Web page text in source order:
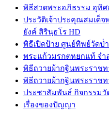
พิธีสวดพระอภิธรรม อุทิศ
ประวัติเจ้าประคุณสมเด็
ยังค์ สิรินฺธโร HD
พิธีเปิดป้าย ศูนย์ทิพย์วัดป่่
พระแก้วมรกตหยกแท้ จำ
พิธีถวายผ้ากฐินพระราชท
พิธีถวายผ้ากฐินพระราชท
ประชาสัมพันธ์ กิจกรรมวั
เรื่องของปัญญา